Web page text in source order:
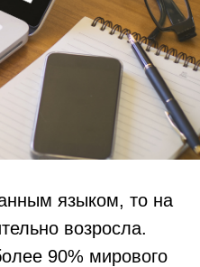
языком, то на
возросла.
90% мирового